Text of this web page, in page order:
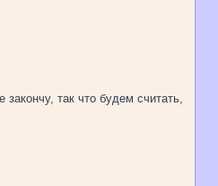
так что будем считать,